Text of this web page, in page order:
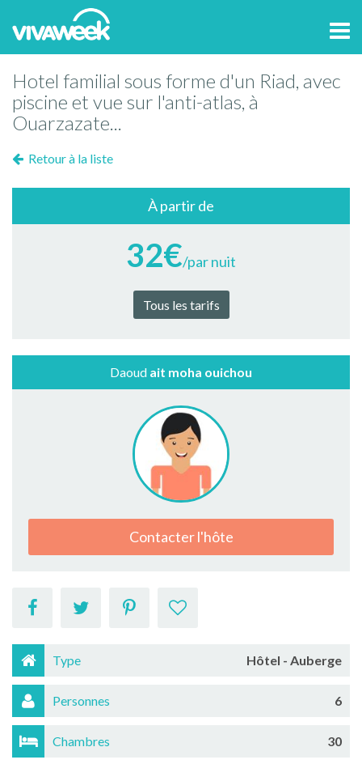
Hotel familial sous forme d'un Riad, avec
piscine et vue sur l'anti-atlas, à
Ouarzazate...
Retour à la liste
À partir de
32€/par nuit
Tous les tarifs
Daoud ait moha ouichou
Contacter l'hôte
Type Hôtel - Auberge
Personnes 6
Chambres 30